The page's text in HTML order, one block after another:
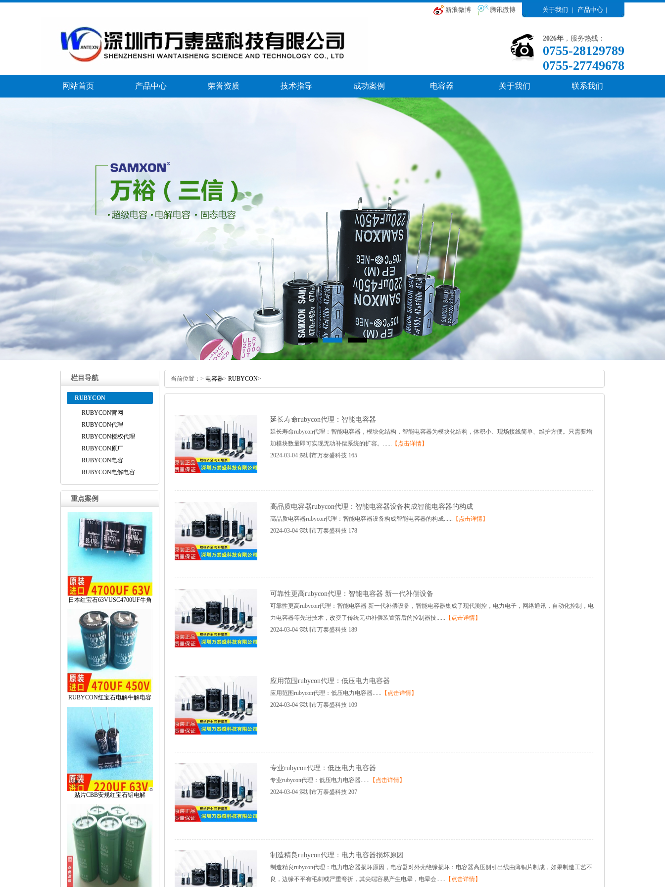
关于我们 | 产品中心 |
腾讯微博
新浪微博
2026年 ，服务热线：
0755-28129789
0755-27749678
网站首页 产品中心 荣誉资质 技术指导 成功案例 电容器 关于我们 联系我们
栏目导航
RUBYCON
RUBYCON官网
RUBYCON代理
RUBYCON授权代理
RUBYCON原厂
RUBYCON电容
RUBYCON电解电容
重点案例
日本红宝石63VUSC4700UF牛角
RUBYCON红宝石电解牛解电容
贴片CBB安规红宝石铝电解
当前位置： > 电容器> RUBYCON>
延长寿命rubycon代理：智能电容器
延长寿命rubycon代理：智能电容器，模块化结构，智能电容器为模块化结构，体积小、现场接线简单、维护方便。只需要增
加模块数量即可实现无功补偿系统的扩容。...... 【点击详情】
2024-03-04 深圳市万泰盛科技 165
高品质电容器rubycon代理：智能电容器设备构成智能电容器的构成
高品质电容器rubycon代理：智能电容器设备构成智能电容器的构成...... 【点击详情】
2024-03-04 深圳市万泰盛科技 178
可靠性更高rubycon代理：智能电容器新一代补偿设备
可靠性更高rubycon代理：智能电容器新一代补偿设备，智能电容器集成了现代测控，电力电子，网络通讯，自动化控制，电
力电容器等先进技术，改变了传统无功补偿装置落后的控制器技...... 【点击详情】
2024-03-04 深圳市万泰盛科技 189
应用范围rubycon代理：低压电力电容器
应用范围rubycon代理：低压电力电容器...... 【点击详情】
2024-03-04 深圳市万泰盛科技 109
专业rubycon代理：低压电力电容器
专业rubycon代理：低压电力电容器...... 【点击详情】
2024-03-04 深圳市万泰盛科技 207
制造精良rubycon代理：电力电容器损坏原因
制造精良rubycon代理：电力电容器损坏原因，电容器对外壳绝缘损坏：电容器高压侧引出线由薄铜片制成，如果制造工艺不
良，边缘不平有毛刺或严重弯折，其尖端容易产生电晕，电晕会...... 【点击详情】